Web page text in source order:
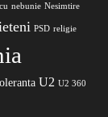
nebunie Nesimtire
PSD religie
U2 U2 360